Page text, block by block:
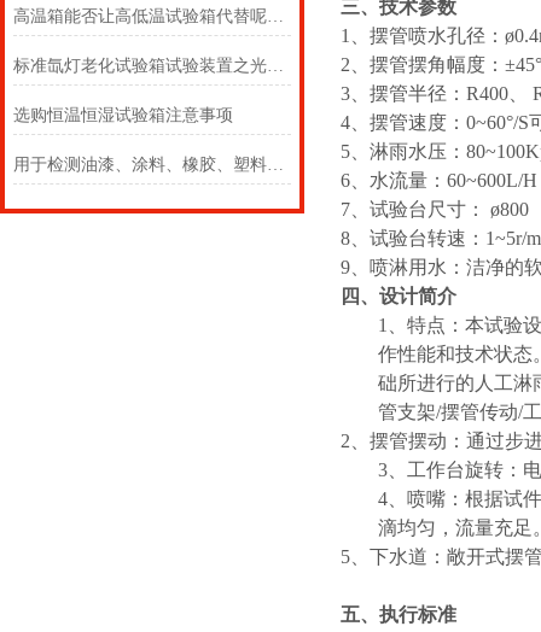
高温箱能否让高低温试验箱代替呢？我们做了以下分析
标准氙灯老化试验箱试验装置之光源介绍
选购恒温恒湿试验箱注意事项
用于检测油漆、涂料、橡胶、塑料等老化的转鼓式紫外老化试验箱
三、技术参数
1、摆管喷水孔径：
2、摆管摆角幅度：
3、摆管半径：R400、
4、摆管速度：0~60°/S
5、淋雨水压：
6、水流量：60~600L/H
7、试验台尺寸： ø800
8、试验台转速：1~5r/
9、喷淋用水：洁净的
四、设计简介
1、特点：本试验
作性能和技术状态
础所进行的人工淋
管支架/摆管传动/
2、摆管摆动：通过步
3、工作台旋转：
4、喷嘴：根据试
滴均匀，流量充足
5、下水道：敞开式摆
五、执行标准